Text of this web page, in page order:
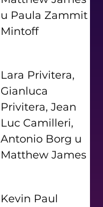
u Paula Zammit
Mintoff
Lara Privitera,
Gianluca
Privitera, Jean
Luc Camilleri,
Antonio Borg u
Matthew James
Kevin Paul